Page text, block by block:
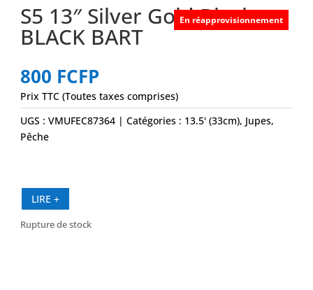
S5 13″ Silver Gold Black –
BLACK BART
800 FCFP
En réapprovisionnement
Prix TTC (Toutes taxes comprises)
UGS : VMUFEC87364 Catégories : 13.5' (33cm), Jupes,
Pêche
LIRE +
Rupture de stock